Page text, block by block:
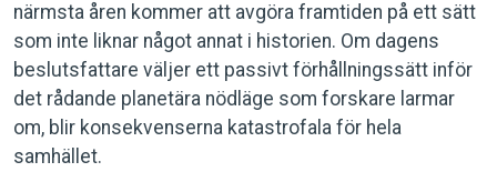
närmsta åren kommer att avgöra framtiden på ett sätt
som inte liknar något annat i historien. Om dagens
beslutsfattare väljer ett passivt förhållningssätt inför
det rådande planetära nödläge som forskare larmar
om, blir konsekvenserna katastrofala för hela
samhället.